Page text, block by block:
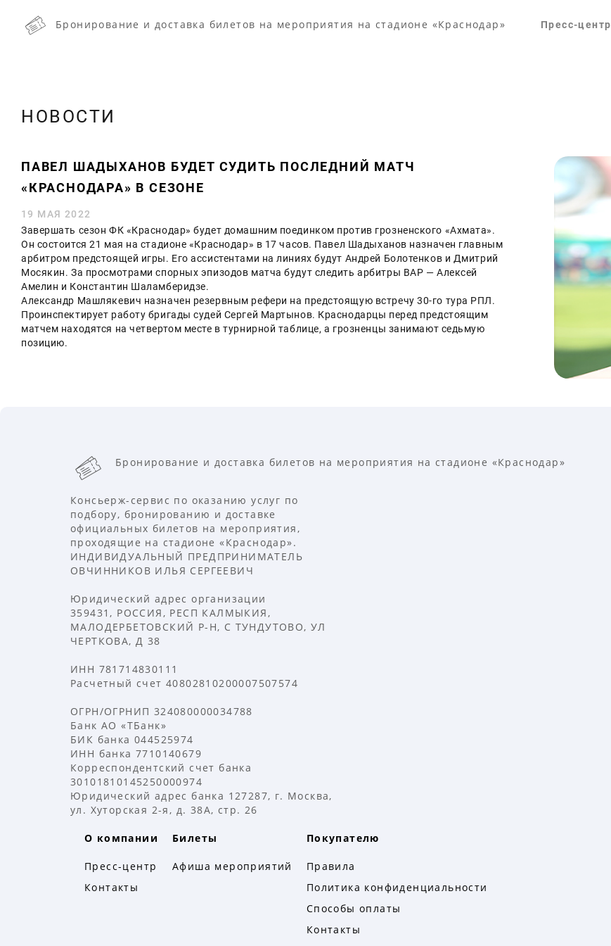
Бронирование и доставка билетов на мероприятия на стадионе «Краснодар» Пресс-центр
НОВОСТИ
ПАВЕЛ ШАДЫХАНОВ БУДЕТ СУДИТЬ ПОСЛЕДНИЙ МАТЧ
«КРАСНОДАРА» В СЕЗОНЕ
19 МАЯ 2022
Завершать сезон ФК «Краснодар» будет домашним поединком против грозненского «Ахмата».
Он состоится 21 мая на стадионе «Краснодар» в 17 часов. Павел Шадыханов назначен главным
арбитром предстоящей игры. Его ассистентами на линиях будут Андрей Болотенков и Дмитрий
Мосякин. За просмотрами спорных эпизодов матча будут следить арбитры ВАР — Алексей
Амелин и Константин Шаламберидзе.
Александр Машлякевич назначен резервным рефери на предстоящую встречу 30-го тура РПЛ.
Проинспектирует работу бригады судей Сергей Мартынов. Краснодарцы перед предстоящим
матчем находятся на четвертом месте в турнирной таблице, а грозненцы занимают седьмую
позицию.
Бронирование и доставка билетов на мероприятия на стадионе «Краснодар»
Консьерж-сервис по оказанию услуг по
подбору, бронированию и доставке
официальных билетов на мероприятия,
проходящие на стадионе «Краснодар».
ИНДИВИДУАЛЬНЫЙ ПРЕДПРИНИМАТЕЛЬ
ОВЧИННИКОВ ИЛЬЯ СЕРГЕЕВИЧ
Юридический адрес организации
359431, РОССИЯ, РЕСП КАЛМЫКИЯ,
МАЛОДЕРБЕТОВСКИЙ Р-Н, С ТУНДУТОВО, УЛ
ЧЕРТКОВА, Д 38
ИНН 781714830111
Расчетный счет 40802810200007507574
ОГРН/ОГРНИП 324080000034788
Банк АО «ТБанк»
БИК банка 044525974
ИНН банка 7710140679
Корреспондентский счет банка
30101810145250000974
Юридический адрес банка 127287, г. Москва,
ул. Хуторская 2-я, д. 38А, стр. 26
О компании
Пресс-центр
Контакты
Билеты
Афиша мероприятий
Покупателю
Правила
Политика конфиденциальности
Способы оплаты
Контакты